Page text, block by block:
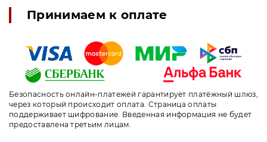
Принимаем к оплате
Безопасность онлайн-платежей гарантирует платёжный шлюз,
через который происходит оплата. Страница оплаты
поддерживает шифрование. Введенная информация не будет
предоставлена третьим лицам.